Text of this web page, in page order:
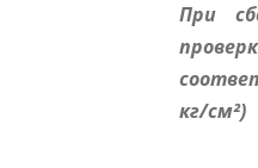
При
кг/см²)